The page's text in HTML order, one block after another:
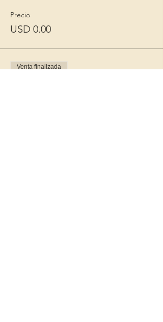
Precio
USD 0.00
Venta finalizada